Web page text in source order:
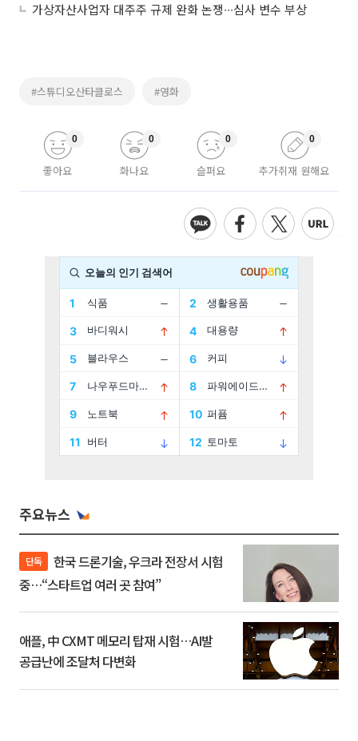
가상자산사업자 대주주 규제 완화 논쟁∙∙∙심사 변수 부상
#스튜디오산타클로스 #영화
좋아요
0
화나요
0
슬퍼요
0
추가취재 원해요
0
주요뉴스
단독
중…“스타트업 여러 곳 참여”
애플, 中 CXMT 메모리 탑재 시험…AI발
공급난에 조달처 다변화